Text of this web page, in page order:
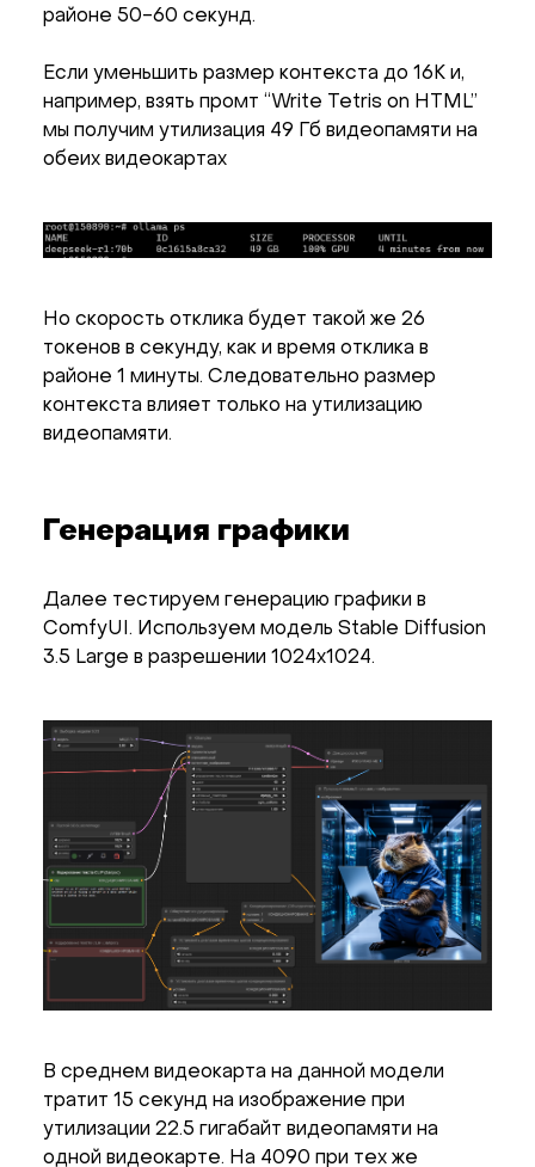
районе 50-60 секунд.
Если уменьшить размер контекста до 16K и,
например, взять промт “Write Tetris on HTML”
мы получим утилизация 49 Гб видеопамяти на
обеих видеокартах
Но скорость отклика будет такой же 26
токенов в секунду, как и время отклика в
районе 1 минуты. Следовательно размер
контекста влияет только на утилизацию
видеопамяти.
Генерация графики
Далее тестируем генерацию графики в
ComfyUI. Используем модель Stable Diffusion
3.5 Large в разрешении 1024x1024.
В среднем видеокарта на данной модели
тратит 15 секунд на изображение при
утилизации 22.5 гигабайт видеопамяти на
одной видеокарте. На 4090 при тех же